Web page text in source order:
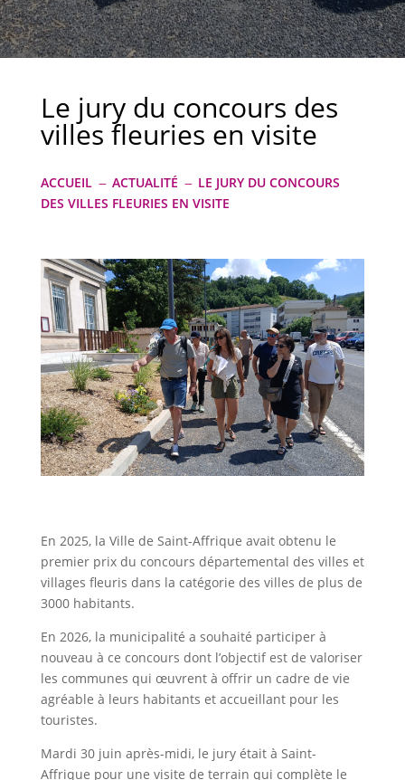
Le jury du concours des
villes fleuries en visite
ACCUEIL K ACTUALITÉ K LE JURY DU CONCOURS
DES VILLES FLEURIES EN VISITE
En 2025, la Ville de Saint-Affrique avait obtenu le
premier prix du concours départemental des villes et
villages fleuris dans la catégorie des villes de plus de
3000 habitants.
En 2026, la municipalité a souhaité participer à
nouveau à ce concours dont l’objectif est de valoriser
les communes qui œuvrent à offrir un cadre de vie
agréable à leurs habitants et accueillant pour les
touristes.
Mardi 30 juin après-midi, le jury était à Saint-
Affrique pour une visite de terrain qui complète le